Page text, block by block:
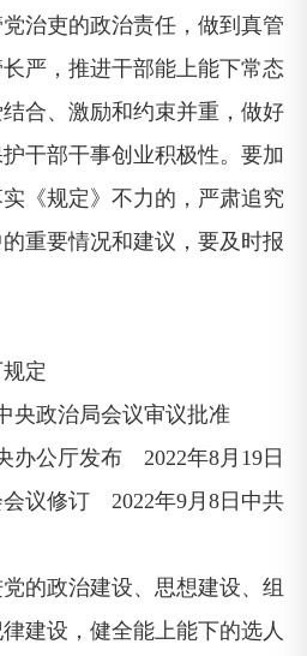
治吏的政治责任，做到真管
严，推进干部能上能下常态
合、激励和约束并重，做好
干部干事创业积极性。要加
《规定》不力的，严肃追究
重要情况和建议，要及时报
定
央政治局会议审议批准
办公厅发布 2022年8月19日
议修订 2022年9月8日中共
的政治建设、思想建设、组
建设，健全能上能下的选人